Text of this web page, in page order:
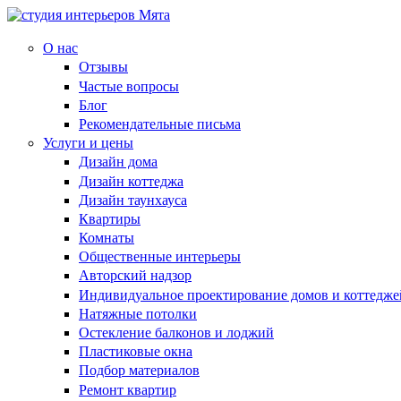
О нас
Отзывы
Частые вопросы
Блог
Рекомендательные письма
Услуги и цены
Дизайн дома
Дизайн коттеджа
Дизайн таунхауса
Квартиры
Комнаты
Общественные интерьеры
Авторский надзор
Индивидуальное проектирование домов и
Натяжные потолки
Остекление балконов и лоджий
Пластиковые окна
Подбор материалов
Ремонт квартир